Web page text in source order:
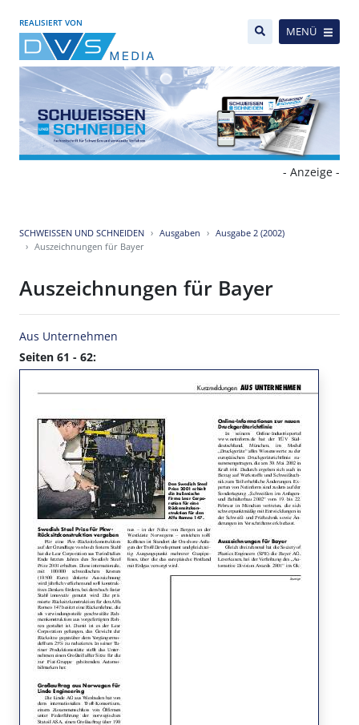
REALISIERT VON
MENÜ
- Anzeige -
SCHWEISSEN UND SCHNEIDEN Ausgaben
Ausgabe 2 (2002)
Auszeichnungen für Bayer
Auszeichnungen für Bayer
Aus Unternehmen
Seiten 61 - 62: